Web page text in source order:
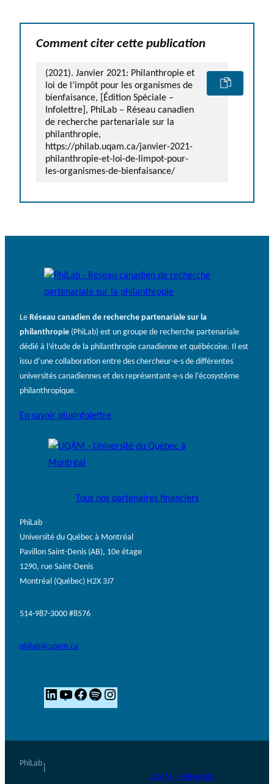
Comment citer cette publication
(2021). Janvier 2021: Philanthropie et
loi de l’impôt pour les organismes de
bienfaisance, [Édition Spéciale –
Infolettre], PhiLab – Réseau canadien
de recherche partenariale sur la
philanthropie,
https://philab.uqam.ca/janvier-2021-
philanthropie-et-loi-de-limpot-pour-
les-organismes-de-bienfaisance/
Le Réseau canadien de recherche partenariale sur la
philanthropie (PhiLab) est un groupe de recherche partenariale
dédié à l’étude de la philanthropie canadienne et québécoise. Il est
issu d’une collaboration entre des chercheur·e·s de différentes
universités canadiennes et des représentant·e·s de l’écosystème
philanthropique.
En savoir plus Infolettre
Tous nos partenaires financiers
PhiLab
Université du Québec à Montréal
Pavillon Saint-Denis (AB), 10e étage
1290, rue Saint-Denis
Montréal (Québec) H2X 3J7
514-987-3000 #8576
philab@uqam.ca
L
i
Y
o
F
a
S
p
n
PhiLab
UQAM – Université